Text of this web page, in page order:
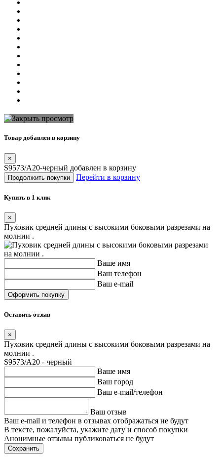
Товар добавлен в корзину
×
S9573/А20-черный добавлен в корзину
Продолжить покупки Перейти в корзину
Купить в 1 клик
×
Пуховик средней длины с высокими боковыми разрезами на
молнии .
Ваше имя
Ваш телефон
Ваш e-mail
Оставить отзыв
×
Пуховик средней длины с высокими боковыми разрезами на
молнии .
S9573/А20 - черный
Ваше имя
Ваш город
Ваш e-mail/телефон
Ваш отзыв
Ваш e-mail и телефон в отзывах отображаться не будут
В тексте, пожалуйста, укажите дату и способ покупки
Анонимные отзывы публиковаться не будут
Сохранить